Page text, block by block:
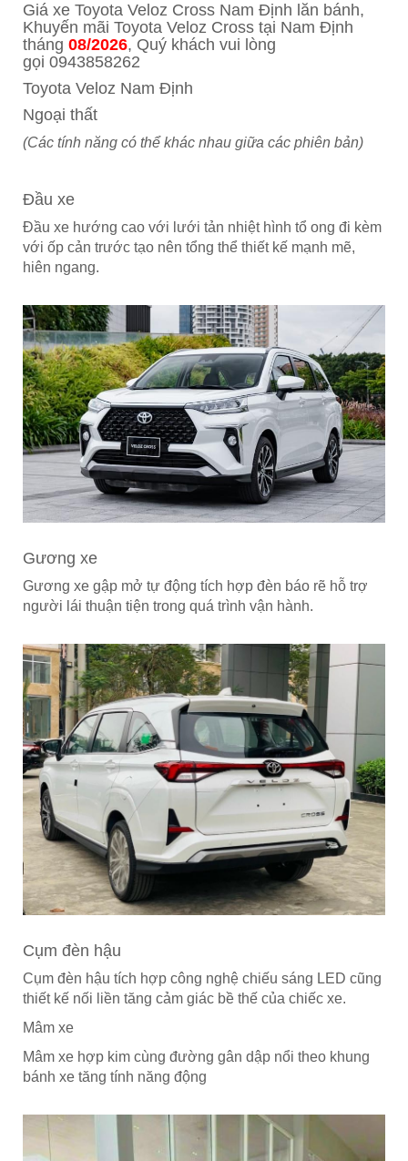
Giá xe Toyota Veloz Cross Nam Định lăn bánh,
Khuyến mãi Toyota Veloz Cross tại Nam Định
tháng 08/2026, Quý khách vui lòng
gọi 0943858262
Toyota Veloz Nam Định
Ngoại thất
(Các tính năng có thể khác nhau giữa các phiên bản)
Đầu xe
Đầu xe hướng cao với lưới tản nhiệt hình tổ ong đi kèm
với ốp cản trước tạo nên tổng thể thiết kế mạnh mẽ,
hiên ngang.
Gương xe
Gương xe gập mở tự động tích hợp đèn báo rẽ hỗ trợ
người lái thuận tiện trong quá trình vận hành.
Cụm đèn hậu
Cụm đèn hậu tích hợp công nghệ chiếu sáng LED cũng
thiết kế nối liền tăng cảm giác bề thế của chiếc xe.
Mâm xe
Mâm xe hợp kim cùng đường gân dập nổi theo khung
bánh xe tăng tính năng động